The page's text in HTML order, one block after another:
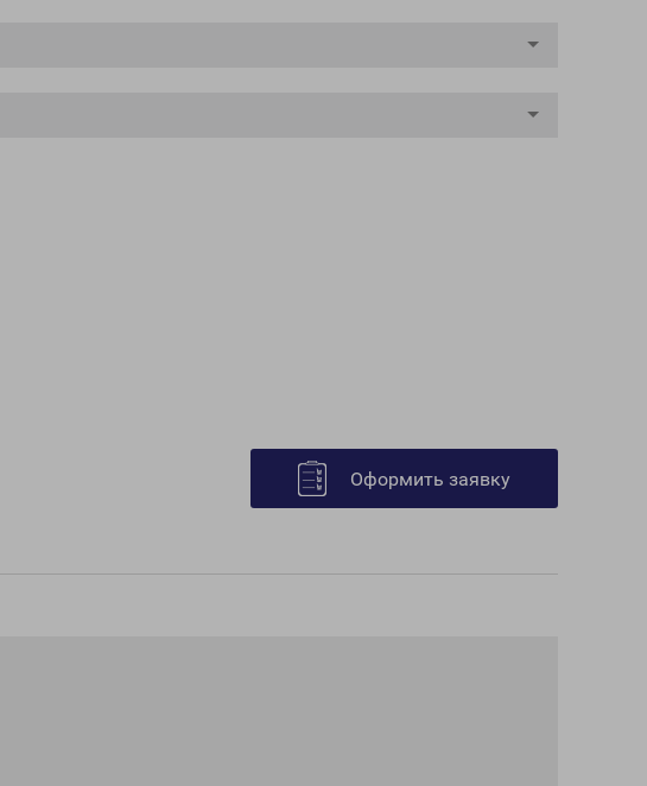
Оформить заявку